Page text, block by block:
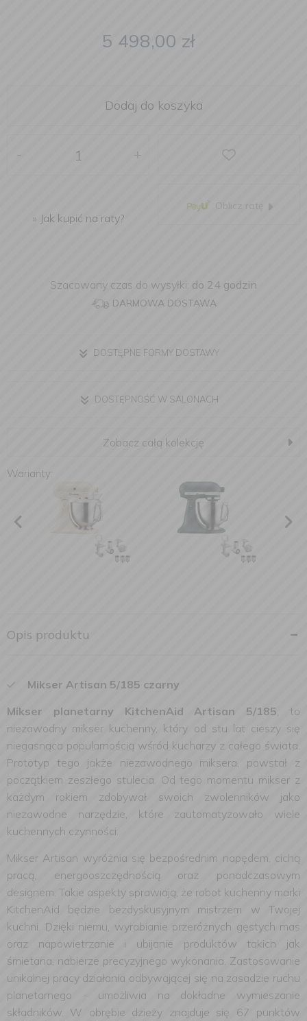
5 498,00 zł
Dodaj do koszyka
- +
» Jak kupić na raty?
Szacowany czas do wysyłki: do 24 godzin
DARMOWA DOSTAWA
DOSTĘPNE FORMY DOSTAWY
DOSTĘPNOŚĆ W SALONACH
Zobacz całą kolekcję
Warianty:
Opis produktu
Mikser Artisan 5/185 czarny
Mikser planetarny KitchenAid Artisan 5/185, to
niezawodny mikser kuchenny, który od stu lat cieszy się
niegasnąca popularnością wśród kucharzy z całego świata.
Prototyp tego jakże niezawodnego miksera, powstał z
początkiem zeszłego stulecia. Od tego momentu mikser z
każdym rokiem zdobywał swoich zwolenników jako
niezawodne narzędzie, które zautomatyzowało wiele
kuchennych czynności.
Mikser Artisan wyróżnia się bezpośrednim napędem, cichą
pracą, energooszczędnością oraz ponadczasowym
designem. Takie aspekty sprawiają, że robot kuchenny marki
KitchenAid będzie bezdyskusyjnym mistrzem w Twojej
kuchni. Dzięki niemu, wyrabianie przeróżnych gęstych mas
oraz napowietrzanie i ubijanie produktów takich jak
śmietana, nabierze precyzyjnego wykonania. Zastosowanie
unikalnej pracy działania odbywającej się na zasadzie ruchu
planetarnego - umożliwia na dokładne wymieszanie
składników. W obrębie dzieży znajduje się 67 punktów